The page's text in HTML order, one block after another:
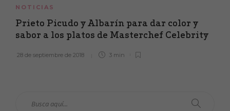
NOTICIAS
Prieto Picudo y Albarín para dar color y
sabor a los platos de Masterchef Celebrity
28 de septiembre de 2018 3 min